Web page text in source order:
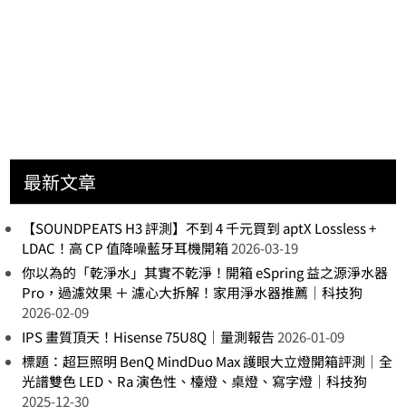
最新文章
【SOUNDPEATS H3 評測】不到 4 千元買到 aptX Lossless +
LDAC！高 CP 值降噪藍牙耳機開箱2026-03-19
你以為的「乾淨水」其實不乾淨！開箱 eSpring 益之源淨水器
Pro，過濾效果 ＋ 濾心大拆解！家用淨水器推薦｜科技狗
2026-02-09
IPS 畫質頂天！Hisense 75U8Q｜量測報告2026-01-09
標題：超巨照明 BenQ MindDuo Max 護眼大立燈開箱評測｜全
光譜雙色 LED、Ra 演色性、檯燈、桌燈、寫字燈｜科技狗
2025-12-30